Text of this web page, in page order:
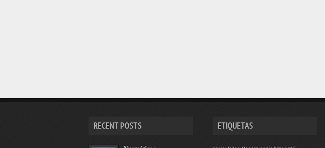
RECENT POSTS ETIQUETAS